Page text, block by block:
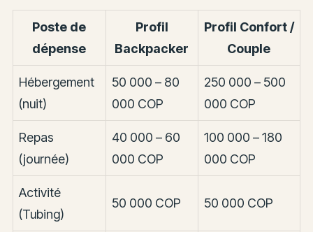
Poste de
dépense
Profil
Backpacker
Profil Confort /
Couple
Hébergement
(nuit)
50 000 – 80
000 COP
250 000 – 500
000 COP
Repas
(journée)
40 000 – 60
000 COP
100 000 – 180
000 COP
Activité
(Tubing)
50 000 COP 50 000 COP